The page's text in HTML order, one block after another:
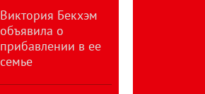
Виктория Бекхэм
объявила о
прибавлении в ее
семье